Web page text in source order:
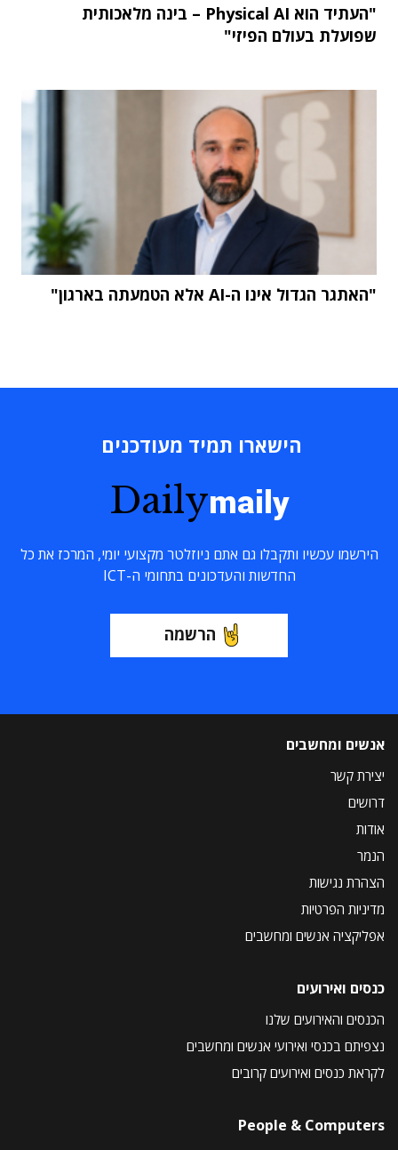
"העתיד הוא Physical AI – בינה מלאכותית
שפועלת בעולם הפיזי"
"האתגר הגדול אינו ה-AI אלא הטמעתה בארגון"
הישארו תמיד מעודכנים
Dailymaily
הירשמו עכשיו ותקבלו גם אתם ניוזלטר מקצועי יומי, המרכז את כל
החדשות והעדכונים בתחומי ה-ICT
הרשמה
אנשים ומחשבים
יצירת קשר
דרושים
אודות
הנמר
הצהרת נגישות
מדיניות הפרטיות
אפליקציה אנשים ומחשבים
כנסים ואירועים
הכנסים והאירועים שלנו
נצפיתם בכנסי ואירועי אנשים ומחשבים
לקראת כנסים ואירועים קרובים
People & Computers